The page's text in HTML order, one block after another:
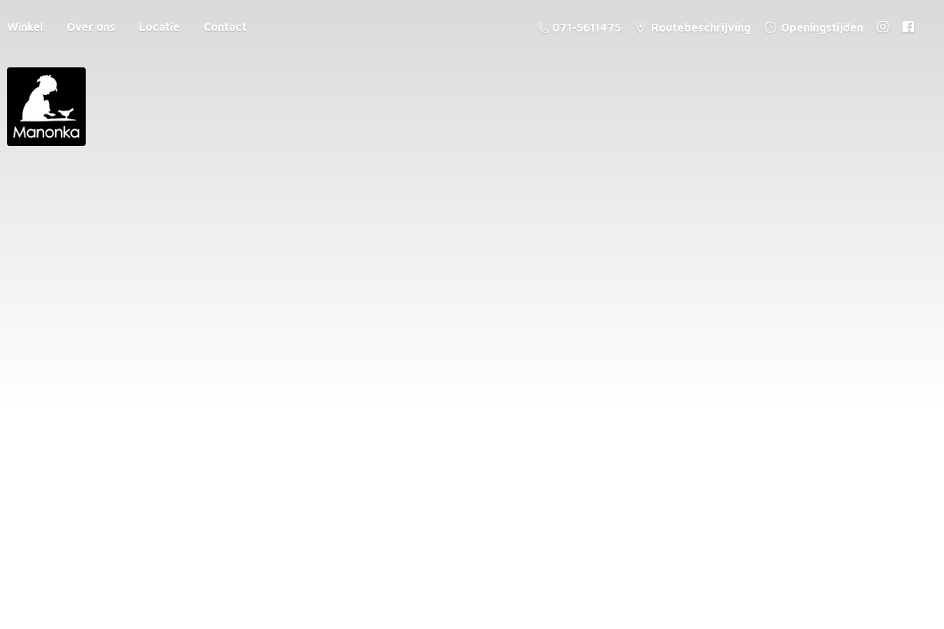
Winkel Over ons Locatie Contact 071-5611475 Routebeschrijving Openingstijden